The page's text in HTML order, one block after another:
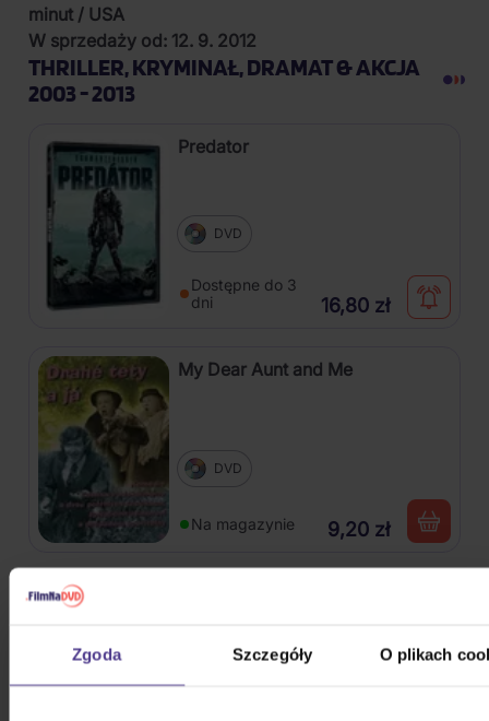
Zgoda Szczegóły O plikach
minut / USA
W sprzedaży od: 12. 9. 2012
THRILLER, KRYMINAŁ, DRAMAT & AKCJA
2003 - 2013
Predator
DVD
Dostępne do 3
dni
16,80 zł
My Dear Aunt and Me
DVD
Na magazynie 9,20 zł